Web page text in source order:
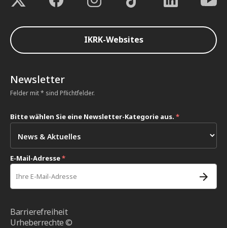
IKRK-Websites
Newsletter
Felder mit * sind Pflichtfelder.
Bitte wählen Sie eine Newsletter-Kategorie aus. *
E-Mail-Adresse*
Barrierefreiheit
Urheberrechte ©